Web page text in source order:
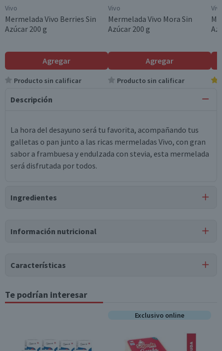
Vivo
Mermelada Vivo Berries Sin
Azúcar 200 g
Agregar
Producto sin calificar
Vivo
Mermelada Vivo Mora Sin
Azúcar 200 g
Agregar
Producto sin calificar
Descripción
La hora del desayuno será tu favorita, acompañando tus
galletas o pan junto a las ricas mermeladas Vivo, con gran
sabor a frambuesa y endulzada con stevia, esta mermelada
será disfrutada por todos.
Ingredientes
manzana, carragenina, goma xanthan, saborizante
cochinilla, benzoato de sodio, sorbato de potasio, stevia,
Trazasdealmendras, gluten, huevo, leche, nueces, soya,
Información nutricional
Tabla nutricional
medios
Grasas Totales (g) 0 0
Características
Tipo de Producto
Mermeladas
Envase
Te podrían interesar
Exclusivo online